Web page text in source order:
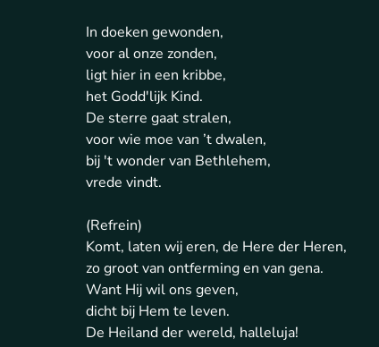
In doeken gewonden,
voor al onze zonden,
ligt hier in een kribbe,
het Godd'lijk Kind.
De sterre gaat stralen,
voor wie moe van ’t dwalen,
bij 't wonder van Bethlehem,
vrede vindt.
(Refrein)
Komt, laten wij eren, de Here der Heren,
zo groot van ontferming en van gena.
Want Hij wil ons geven,
dicht bij Hem te leven.
De Heiland der wereld, halleluja!